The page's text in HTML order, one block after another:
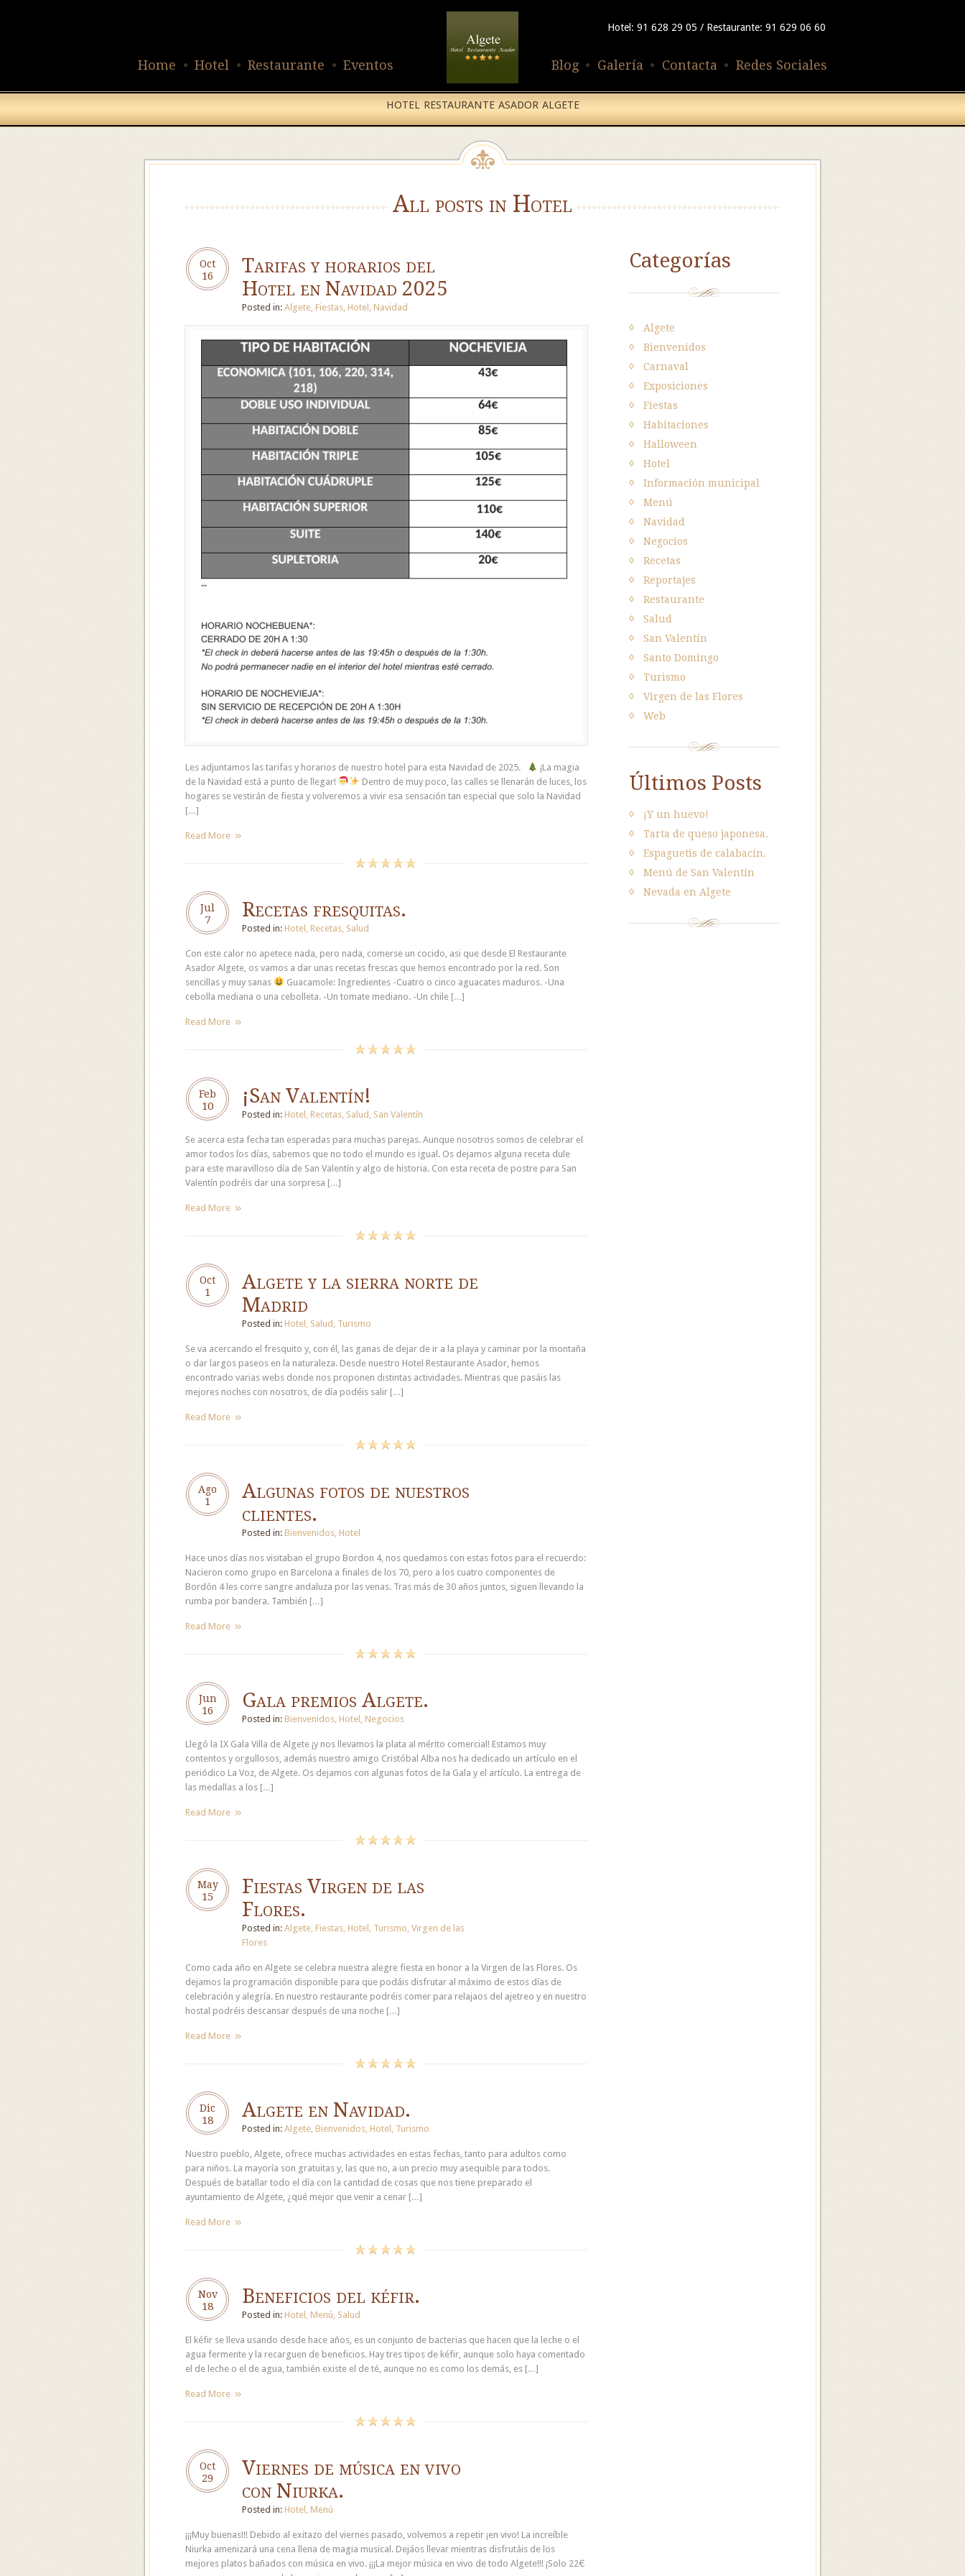
Hotel: 91 628 29 05 / Restaurante: 91 629 06 60
Home Hotel Restaurante Eventos Redes Sociales
Contacta
Galería
Blog
HOTEL RESTAURANTE ASADOR ALGETE
All posts in Hotel
Oct
16
Tarifas y horarios del
Hotel en Navidad 2025
Posted in: Algete, Fiestas, Hotel , Navidad
Les adjuntamos las tarifas y horarios de nuestro hotel para esta Navidad de 2025.
¡La magia
de la Navidad está a punto de llegar!
Dentro de muy poco, las calles se llenarán de luces, los
hogares se vestirán de fiesta y volveremos a vivir esa sensación tan especial que solo la Navidad
[…]
Read More
Jul
7 Recetas fresquitas.
Posted in: Hotel , Recetas, Salud
Con este calor no apetece nada, pero nada, comerse un cocido, asi que desde El Restaurante
Asador Algete, os vamos a dar unas recetas frescas que hemos encontrado por la red. Son
sencillas y muy sanas
Guacamole: Ingredientes -Cuatro o cinco aguacates maduros. -Una
cebolla mediana o una cebolleta. -Un tomate mediano. -Un chile […]
Read More
Feb
10 ¡San Valentín!
Posted in: Hotel , Recetas, Salud , San Valentín
Se acerca esta fecha tan esperadas para muchas parejas. Aunque nosotros somos de celebrar el
amor todos los días, sabemos que no todo el mundo es igual. Os dejamos alguna receta dule
para este maravilloso día de San Valentín y algo de historia. Con esta receta de postre para San
Valentín podréis dar una sorpresa […]
Read More
Oct
1
Algete y la sierra norte de
Madrid
Posted in: Hotel , Salud , Turismo
Se va acercando el fresquito y, con él, las ganas de dejar de ir a la playa y caminar por la montaña
o dar largos paseos en la naturaleza. Desde nuestro Hotel Restaurante Asador, hemos
encontrado varias webs donde nos proponen distintas actividades. Mientras que pasáis las
mejores noches con nosotros, de día podéis salir […]
Read More
Ago
1
Algunas fotos de nuestros
clientes.
Posted in: Bienvenidos, Hotel
Hace unos días nos visitaban el grupo Bordon 4, nos quedamos con estas fotos para el recuerdo:
Nacieron como grupo en Barcelona a finales de los 70, pero a los cuatro componentes de
Bordón 4 les corre sangre andaluza por las venas. Tras más de 30 años juntos, siguen llevando la
rumba por bandera. También […]
Read More
Jun
16 Gala premios Algete.
Posted in: Bienvenidos, Hotel , Negocios
Llegó la IX Gala Villa de Algete ¡y nos llevamos la plata al mérito comercial! Estamos muy
contentos y orgullosos, además nuestro amigo Cristóbal Alba nos ha dedicado un artículo en el
periódico La Voz, de Algete. Os dejamos con algunas fotos de la Gala y el artículo. La entrega de
las medallas a los […]
Read More
May
15
Fiestas Virgen de las
Flores.
Posted in: Algete, Fiestas, Hotel , Turismo, Virgen de las
Flores
Como cada año en Algete se celebra nuestra alegre fiesta en honor a la Virgen de las Flores. Os
dejamos la programación disponible para que podáis disfrutar al máximo de estos días de
celebración y alegría. En nuestro restaurante podréis comer para relajaos del ajetreo y en nuestro
hostal podréis descansar después de una noche […]
Read More
Dic
18 Algete en Navidad.
Posted in: Algete, Bienvenidos, Hotel , Turismo
Nuestro pueblo, Algete, ofrece muchas actividades en estas fechas, tanto para adultos como
para niños. La mayoría son gratuitas y, las que no, a un precio muy asequible para todos.
Después de batallar todo el día con la cantidad de cosas que nos tiene preparado el
ayuntamiento de Algete, ¿qué mejor que venir a cenar […]
Read More
Nov
18 Beneficios del kéfir.
Posted in: Hotel , Menú, Salud
El kéfir se lleva usando desde hace años, es un conjunto de bacterias que hacen que la leche o el
agua fermente y la recarguen de beneficios. Hay tres tipos de kéfir, aunque solo haya comentado
el de leche o el de agua, también existe el de té, aunque no es como los demás, es […]
Read More
Oct
29
Viernes de música en vivo
con Niurka.
Posted in: Hotel , Menú
¡¡¡Muy buenas!!! Debido al exitazo del viernes pasado, volvemos a repetir ¡en vivo! La increíble
Niurka amenizará una cena llena de magia musical. Dejáos llevar mientras disfrutáis de los
mejores platos bañados con música en vivo. ¡¡¡La mejor música en vivo de todo Algete!!! ¡Solo 22€
Categorías
Algete
Bienvenidos
Carnaval
Exposiciones
Fiestas
Habitaciones
Halloween
Hotel
Información municipal
Menú
Navidad
Negocios
Recetas
Reportajes
Restaurante
Salud
San Valentín
Santo Domingo
Turismo
Virgen de las Flores
Web
Últimos Posts
¡Y un huevo!
Tarta de queso japonesa.
Espaguetis de calabacín.
Menú de San Valentín
Nevada en Algete